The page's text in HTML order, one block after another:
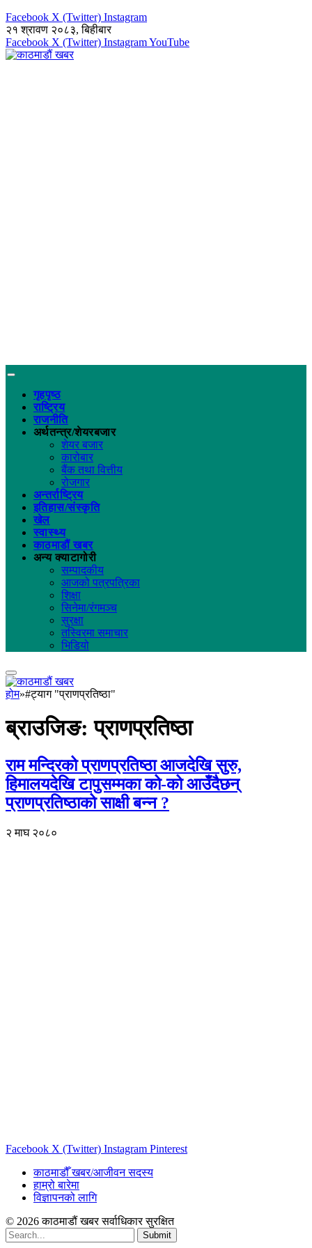
Facebook X (Twitter) Instagram
२१ श्रावण २०८३, बिहीबार
Facebook X (Twitter) InstagramYouTube
गृहपृष्ठ
राष्ट्रिय
राजनीति
अर्थतन्त्र/शेयरबजार
शेयर बजार
कारोबार
बैंक तथा वित्तीय
रोजगार
अन्तर्राष्ट्रिय
इतिहास/संस्कृति
खेल
स्वास्थ्य
काठमाडौं खबर
अन्य क्याटागोरी
सम्पादकीय
आजको पत्रपत्रिका
शिक्षा
सिनेमा/रंगमञ्च
सुरक्षा
तस्विरमा समाचार
भिडियो
होम»#ट्याग "प्राणप्रतिष्ठा"
ब्राउजिङ:प्राणप्रतिष्ठा
राम मन्दिरको प्राणप्रतिष्ठा आजदेखि सुरु,
हिमालयदेखि टापुसम्मका को-को आउँदैछन्
प्राणप्रतिष्ठाको साक्षी बन्न ?
२ माघ २०८०
Facebook X (Twitter) Instagram Pinterest
काठमाडौँ खबर/आजीवन सदस्य
हाम्रो बारेमा
विज्ञापनको लागि
© 2026 काठमाडौं खबर सर्वाधिकार सुरक्षित
Submit